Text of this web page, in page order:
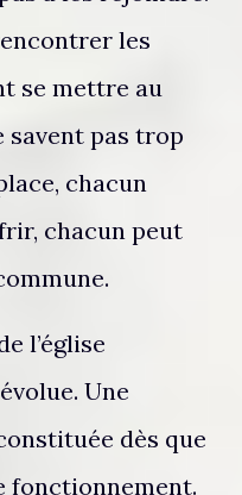
les
se mettre au
savent pas trop
chacun
chacun peut
l’église
Une
dès que
fonctionnement.